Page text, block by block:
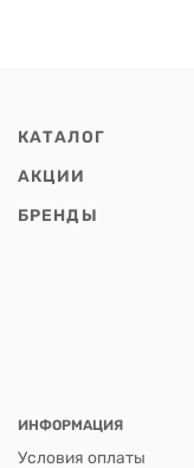
КАТАЛОГ
АКЦИИ
БРЕНДЫ
ИНФОРМАЦИЯ
Условия оплаты